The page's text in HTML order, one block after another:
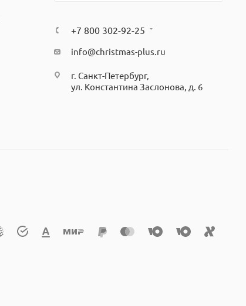
+7 800 302-92-25
info@christmas-plus.ru
г. Санкт-Петербург,
ул. Константина Заслонова, д. 6